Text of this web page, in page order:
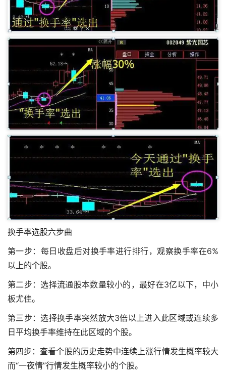
换手率选股六步曲
第一步：每日收盘后对换手率进行排行，观察换手率在6%
以上的个股。
第二步：选择流通股本数量较小的，最好在3亿以下，中小
板尤佳。
第三步：选择换手率突然放大3倍以上进入此区域或连续多
日平均换手率维持在此区域的个股。
第四步：查看个股的历史走势中连续上涨行情发生概率较大
而“一夜情”行情发生概率较小的个股。